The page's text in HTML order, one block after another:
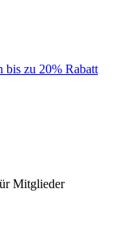
bis zu 20% Rabatt
Mitglieder